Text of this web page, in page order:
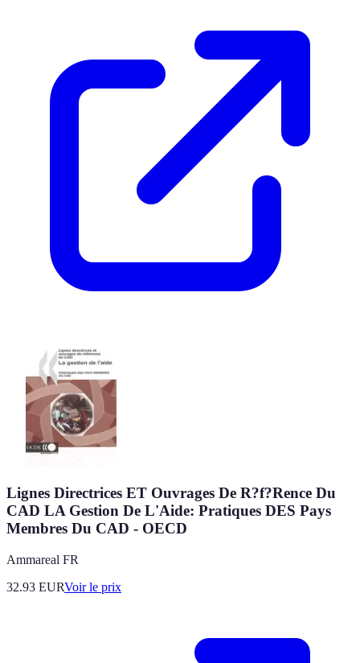
Lignes Directrices ET Ouvrages De R?f?Rence Du
CAD LA Gestion De L'Aide: Pratiques DES Pays
Membres Du CAD - OECD
Ammareal FR
32.93 EURVoir le prix